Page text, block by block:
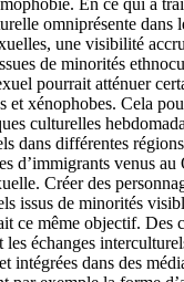
omniprésente dans
une visibilité
de minorités
pourrait atténuer
et xénophobes. Cela
culturelles
dans différentes
d’immigrants venus au
Créer des
issus de minorités
ce même objectif. Des
échanges
intégrées dans des